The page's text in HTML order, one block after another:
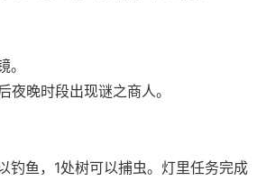
夜晚时段出现谜之商人。
钓鱼，1处树可以捕虫。灯里任务完成